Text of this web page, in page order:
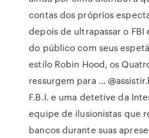
contas dos próprios
depois de ultrapassar o FBI
do público com seus
estilo Robin Hood, os
ressurgem para …
F.B.I. e uma detetive da
equipe de ilusionistas que
bancos durante suas